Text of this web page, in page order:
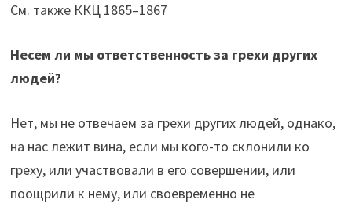
См. также ККЦ 1865–1867
Несем ли мы ответственность за грехи других
людей?
Нет, мы не отвечаем за грехи других людей, однако,
на нас лежит вина, если мы кого-то склонили ко
греху, или участвовали в его совершении, или
поощрили к нему, или своевременно не